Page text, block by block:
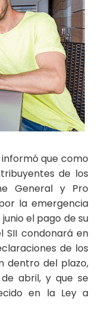
que como
de los
General y Pro
la emergencia
el pago de su
SII condonará en
de los
dentro del plazo,
abril, y que se
en la Ley a